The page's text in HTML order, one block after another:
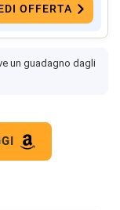
OFFERTA
un guadagno dagli